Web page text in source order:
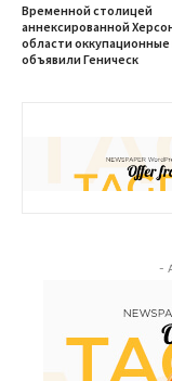
Временной столицей
аннексированной
области оккупационные
объявили Геническ
-